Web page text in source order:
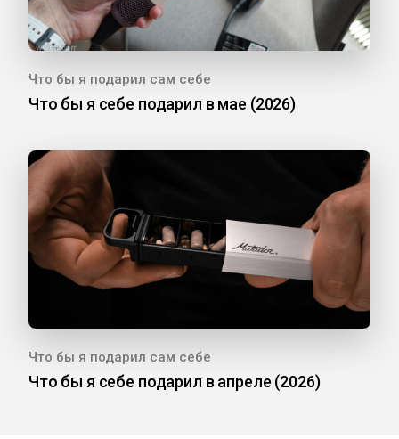
Что бы я подарил сам себе
Что бы я себе подарил в мае (2026)
Что бы я подарил сам себе
Что бы я себе подарил в апреле (2026)